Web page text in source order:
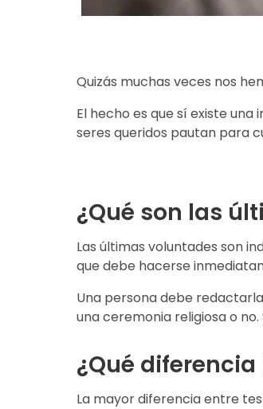
Quizás muchas veces nos
El hecho es que sí existe
seres queridos pautan para
¿Qué son las
Las últimas voluntades son
que debe hacerse
Una persona debe
una ceremonia religiosa o
¿Qué
La mayor diferencia entre